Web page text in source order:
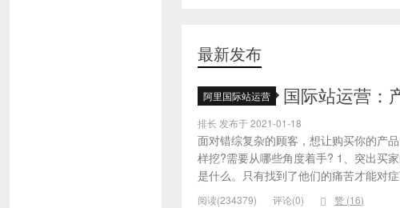
最新发布
阿里国际站运营 国际站运营：
排长 发布于 2021-01-18
面对错综复杂的顾客，想让购买你的产
样挖?需要从哪些角度着手? 1、突出买
是什么。只有找到了他们的痛苦才能对
阅读(234379) 评论(0) 赞 (16)